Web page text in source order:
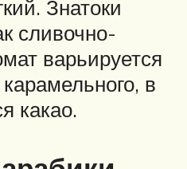
Знатоки
сливочно-
варьируется
в
какао.